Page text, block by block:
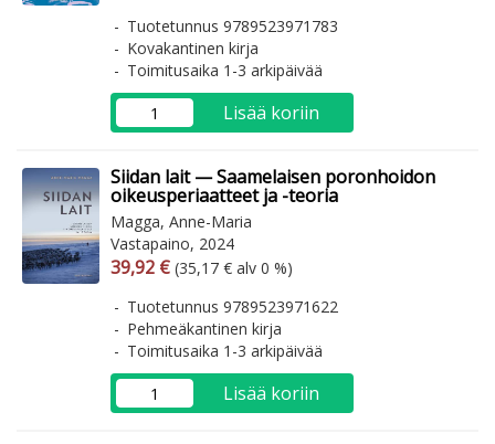
Tuotetunnus 9789523971783
Kovakantinen kirja
Toimitusaika 1-3 arkipäivää
Lisää koriin
Siidan lait — Saamelaisen poronhoidon
oikeusperiaatteet ja -teoria
Magga, Anne-Maria
Vastapaino, 2024
Arvonlisäverollinen hinta
39,92 € Arvonlisäveroton hinta
(35,17 € alv 0 %)
Tuotetunnus 9789523971622
Pehmeäkantinen kirja
Toimitusaika 1-3 arkipäivää
Lisää koriin